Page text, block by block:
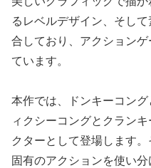
るレベルデザイン、そし
合しており、アクション
ています。
本作では、ドンキーコング
ィクシーコングとクラン
クターとして登場します
固有のアクションを使い